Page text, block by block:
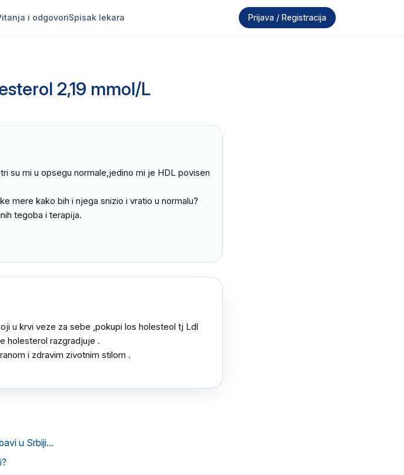
i odgovoriSpisak lekara Prijava / Registracija
2,19 mmol/L
su mi u opsegu normale,jedino mi je HDL povisen
mere kako bih i njega snizio i vratio u normalu?
tegoba i terapija.
u krvi veze za sebe ,pokupi los holesteol tj Ldl
holesterol razgradjuje .
i zdravim zivotnim stilom .
u Srbiji...